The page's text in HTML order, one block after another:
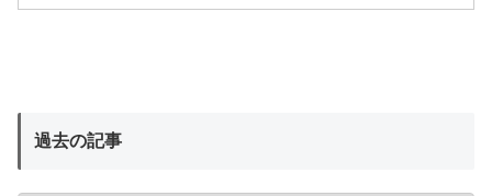
過去の記事